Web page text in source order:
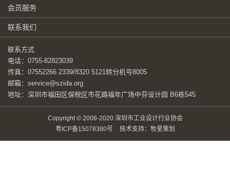
会员服务
联系我们
联系方式
电话：0755-82823039
传真：07552266 2339/8320 5121转分机号8005
邮箱：service@szida.org
地址：深圳市福田区保税区市花路福年广场中芬设计园 B6栋545
Copyright © 2008-2020 深圳市工业设计行业协会
粤ICP备15078380号
技术支持：牧星策划